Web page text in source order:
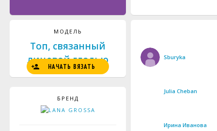
МОДЕЛЬ
Топ, связанный
лицевой гладью
НАЧАТЬ ВЯЗАТЬ
БРЕНД
Sburyka
Julia Cheban
Ирина Иванова